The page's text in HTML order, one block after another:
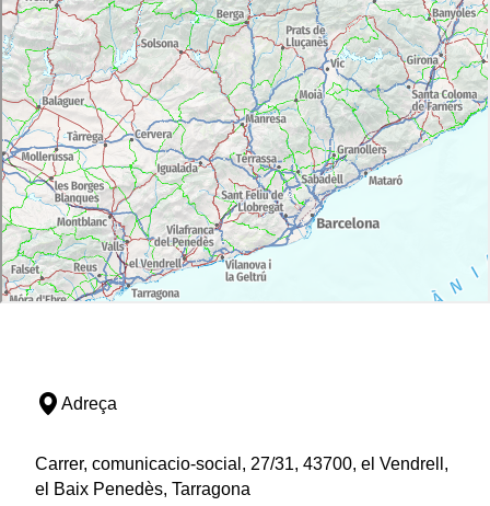
Adreça
Carrer, comunicacio-social, 27/31, 43700, el Vendrell,
el Baix Penedès, Tarragona